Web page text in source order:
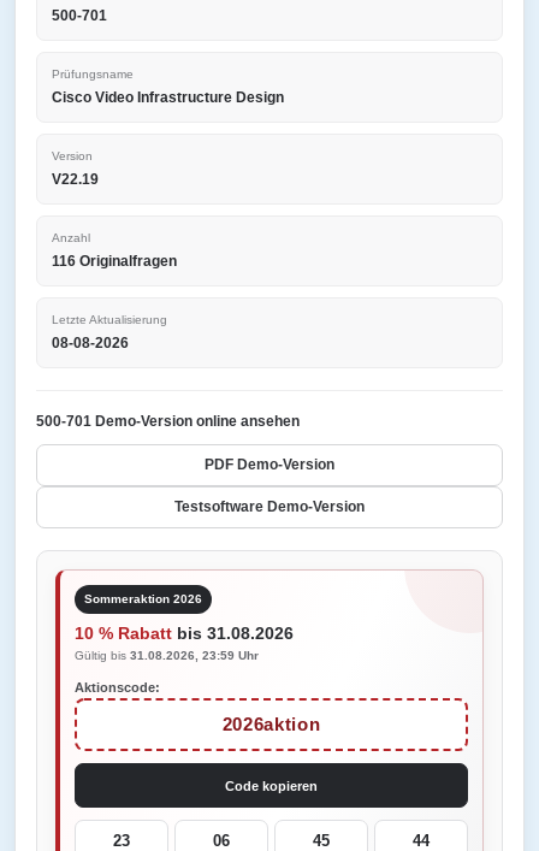
500-701
Prüfungsname
Cisco Video Infrastructure Design
Version
V22.19
Anzahl
116 Originalfragen
Letzte Aktualisierung
08-08-2026
500-701 Demo-Version online ansehen
PDF Demo-Version
Testsoftware Demo-Version
Sommeraktion 2026
10 % Rabatt bis 31.08.2026
Gültig bis 31.08.2026, 23:59 Uhr
Aktionscode:
2026aktion
Code kopieren
23 06 45 44